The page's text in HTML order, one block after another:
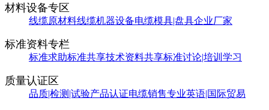
材料设备专区
线缆原材料线缆机器设备电缆模具|盘具企业厂家
标准资料专栏
标准求助标准共享技术资料共享标准讨论|培训学习
质量认证区
品质|检测|试验产品认证电缆销售专业英语|国际贸易